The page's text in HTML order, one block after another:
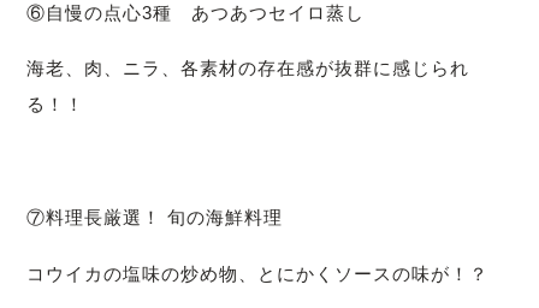
⑥自慢の点心3種 あつあつセイロ蒸し
海老、肉、ニラ、各素材の存在感が抜群に感じられ
る！！
⑦料理長厳選！ 旬の海鮮料理
コウイカの塩味の炒め物、とにかくソースの味が！？